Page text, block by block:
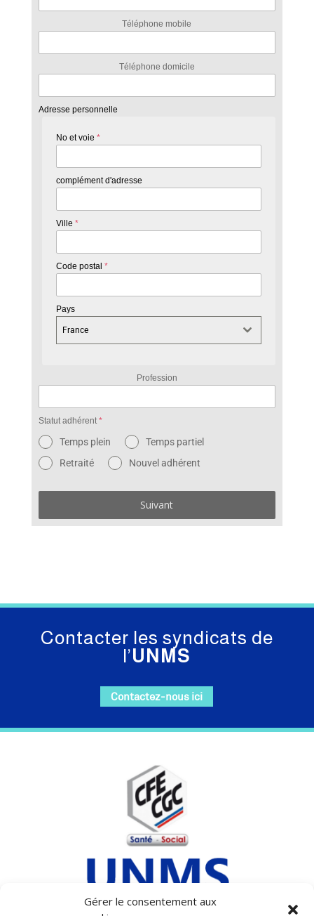
Gérer le consentement aux
Téléphone mobile
Téléphone domicile
Adresse personnelle
No et voie *
complément d'adresse
Ville *
Code postal *
Pays
France
Profession
Statut adhérent *
Temps plein
Temps partiel
Retraité
Nouvel adhérent
Suivant
Contacter les syndicats de
l’UNMS
Contactez-nous ici